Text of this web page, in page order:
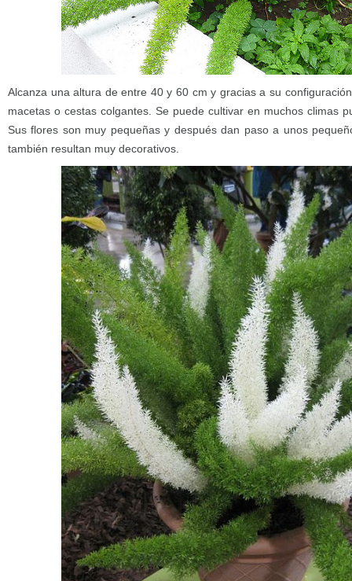
Alcanza una altura de entre 40 y 60 cm y gracias a su
macetas o cestas colgantes. Se puede cultivar en muchos climas
Sus flores son muy pequeñas y después dan paso a unos
también resultan muy decorativos.